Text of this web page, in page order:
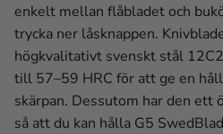
enkelt mellan flåbladet och
trycka ner låsknappen.
högkvalitativt svenskt stål
till 57–59 HRC för att ge en
skärpan. Dessutom har den ett
så att du kan hålla G5